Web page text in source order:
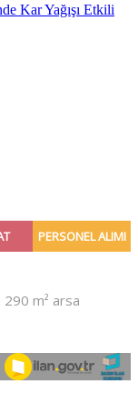
Kar Yağışı Etkili